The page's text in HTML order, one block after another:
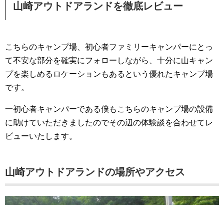
山崎アウトドアランドを徹底レビュー
こちらのキャンプ場、初心者ファミリーキャンパーにとっ
て不安な部分を確実にフォローしながら、十分に山キャン
プを楽しめるロケーションもあるという優れたキャンプ場
です。
一初心者キャンパーである僕もこちらのキャンプ場の設備
に助けていただきましたのでその辺の体験談を合わせてレ
ビューいたします。
山崎アウトドアランドの場所やアクセス